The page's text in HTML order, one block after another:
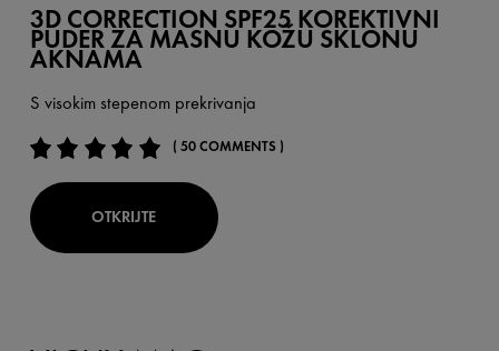
3D CORRECTION SPF25 KOREKTIVNI
PUDER ZA MASNU KOŽU SKLONU
AKNAMA
S visokim stepenom prekrivanja
( 50 COMMENTS )
OTKRIJTE